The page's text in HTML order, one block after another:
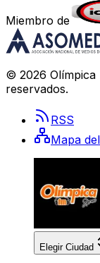
Miembro de
© 2026 Olímpica
reservados.
RSS
Mapa
Elegir Ciudad